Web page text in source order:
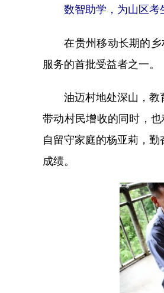
数智助学，为山区考
在贵州移动长期的乡
服务的首批受益者之一。
油迈村地处深山，教育
带动村民增收的同时，
自留守家庭的杨亚莉，
成绩。